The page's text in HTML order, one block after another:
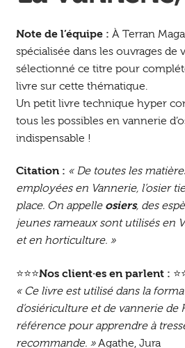
Note de l’équipe : À Terran
spécialisée dans les ouvrages de
sélectionné ce titre pour
livre sur cette thématique.
Un petit livre technique hyper
tous les possibles en vannerie
indispensable !
Citation : « De toutes les
employées en Vannerie, l’osier
place. On appelle osiers, des
jeunes rameaux sont utilisés en
et en horticulture. »
⭐⭐⭐Nos client·es en parlent :
« Ce livre est utilisé dans la
d’osiériculture et de vannerie de
référence pour apprendre à
recommande. »Agathe, Jura